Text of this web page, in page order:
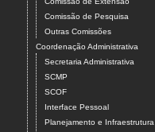
Comissão de Pesquisa
Outras Comissões
Coordenação Administrativa
Secretaria Administrativa
SCMP
SCOF
Interface Pessoal
Planejamento e Infraestrutura